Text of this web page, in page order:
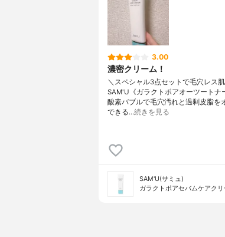
3.00
濃密クリーム！
＼スペシャル3点セットで毛穴レス
SAM'U《ガラクトポアオーツートナ
酸素バブルで毛穴汚れと過剰皮脂を
できる…続きを見る
SAM'U(サミュ)
ガラクトポアセバムケアクリ